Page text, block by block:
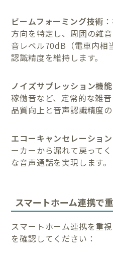
ビームフォーミング技術
方向を特定し、周囲の雑
音レベル70dB（電車内相
認識精度を維持します。
ノイズサプレッション機能
稼働音など、定常的な雑
品質向上と音声認識精度
エコーキャンセレーション
ーカーから漏れて戻って
な音声通話を実現します。
スマートホーム連携で
スマートホーム連携を重
を確認してください：